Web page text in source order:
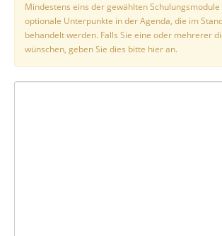
Mindestens eins der gewählten
optionale Unterpunkte in der Agenda, die im
behandelt werden. Falls Sie eine oder mehrerer
wünschen, geben Sie dies bitte hier an.